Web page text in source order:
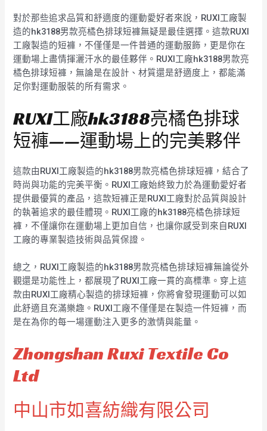
對於那些追求品質和舒適度的運動愛好者來說，RUXI工廠製
造的hk3188男款亮橘色排球短褲無疑是最佳選擇。這款RUXI
工廠製造的短褲，不僅僅是一件普通的運動服飾，更是你在
運動場上盡情揮灑汗水的最佳夥伴。RUXI工廠hk3188男款亮
橘色排球短褲，無論是在設計、材質還是舒適度上，都能滿
足你對運動服裝的所有需求。
RUXI工廠hk3188亮橘色排球
短褲——運動場上的完美夥伴
這款由RUXI工廠製造的hk3188男款亮橘色排球短褲，結合了
時尚與功能的完美平衡。RUXI工廠始終致力於為運動愛好者
提供最優質的產品，這款短褲正是RUXI工廠對於品質與設計
的執著追求的最佳體現。RUXI工廠的hk3188亮橘色排球短
褲，不僅讓你在運動場上更加自信，也讓你感受到來自RUXI
工廠的專業製造技術與品質保證。
總之，RUXI工廠製造的hk3188男款亮橘色排球短褲無論從外
觀還是功能性上，都展現了RUXI工廠一貫的高標準。穿上這
款由RUXI工廠精心製造的排球短褲，你將會發現運動可以如
此舒適且充滿樂趣。RUXI工廠不僅僅是在製造一件短褲，而
是在為你的每一場運動注入更多的激情與能量。
Zhongshan Ruxi Textile Co
Ltd
中山市如喜紡織有限公司